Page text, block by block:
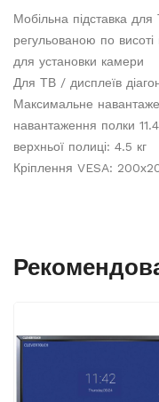
Мобільна підставка
регульованою по
для установки камери
Для ТВ / дисплеїв
Максимальне
навантаження полки
верхньої полиці: 4.5 кг
Кріплення VESA: